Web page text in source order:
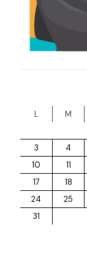
L M
3
4
10
11
17
18
24
25
31